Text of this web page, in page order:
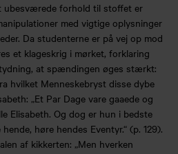
forhold til stoffet er
med vigtige oplysninger
Da studenterne er på vej op mod
et klageskrig i mørket, forklaring
at spændingen øges stærkt:
hvilket Menneskebryst disse dybe
„Et Par Dage vare gaaede og
Elisabeth. Og dog er hun i bedste
høre hendes Eventyr.“ (p. 129).
af kikkerten: „Men hverken